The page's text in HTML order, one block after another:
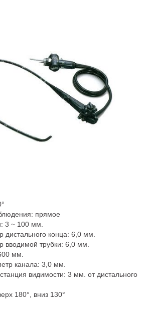
прямое
3 ~ 100 мм.
дистального конца: 6,0 мм.
вводимой трубки: 6,0 мм.
мм.
канала: 3,0 мм.
видимости: 3 мм. от дистального
180°, вниз 130°